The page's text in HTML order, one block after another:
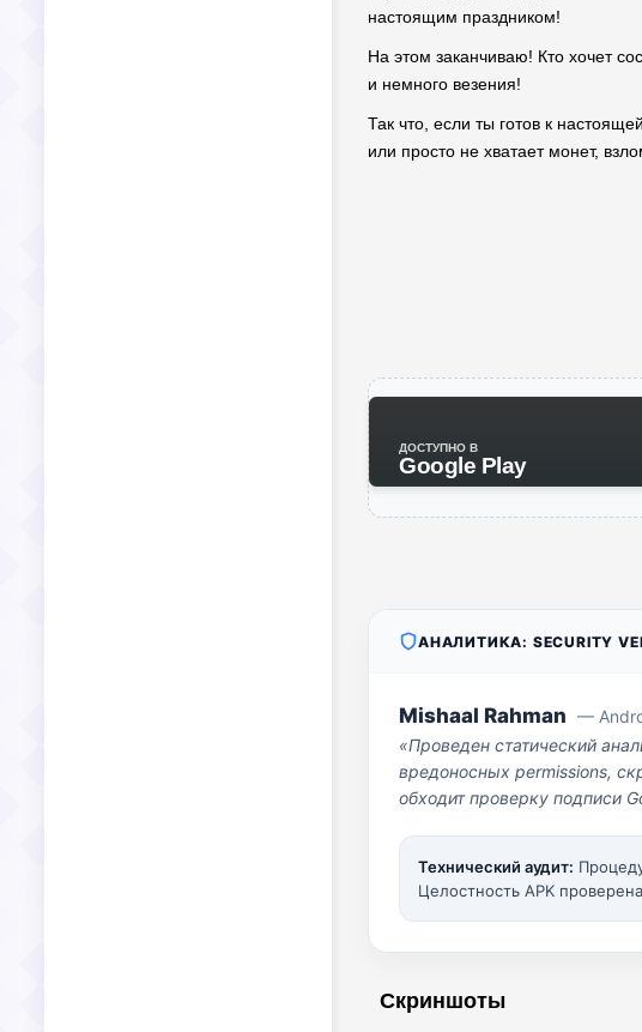
настоящим праздником!
На этом заканчиваю! Кто хочет
и немного везения!
Так что, если ты готов к
или просто не хватает монет,
ДОСТУПНО В
Google Play
АНАЛИТИКА: SECURITY
Mishaal Rahman —
«Проведен статический
вредоносных permissions,
обходит проверку подписи
Технический аудит:
Целостность APK
Скриншоты